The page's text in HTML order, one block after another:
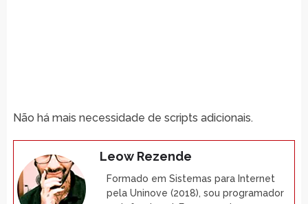
Não há mais necessidade de scripts adicionais.
Leow Rezende
Formado em Sistemas para Internet
pela Uninove (2018), sou programador